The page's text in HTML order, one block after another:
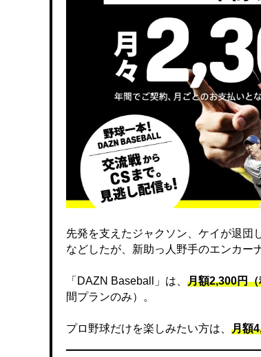
先発を支えたジャクソン、ケイが退団
などしたが、新助っ人野手のエンカー
「DAZN Baseball」は、 月額2,300円
間プランのみ）。
プロ野球だけを楽しみたい方は、 月額